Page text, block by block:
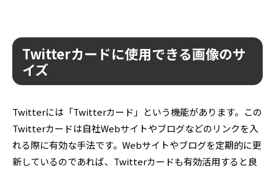
Twitterカードに使用できる画像のサ
イズ
Twitterには「Twitterカード」という機能があります。この
Twitterカードは自社Webサイトやブログなどのリンクを入
れる際に有効な手法です。Webサイトやブログを定期的に更
新しているのであれば、Twitterカードも有効活用すると良